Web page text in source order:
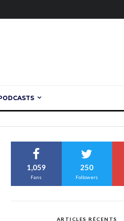
1,059
Fans
250
Followers
ARTICLES RÉCENTS